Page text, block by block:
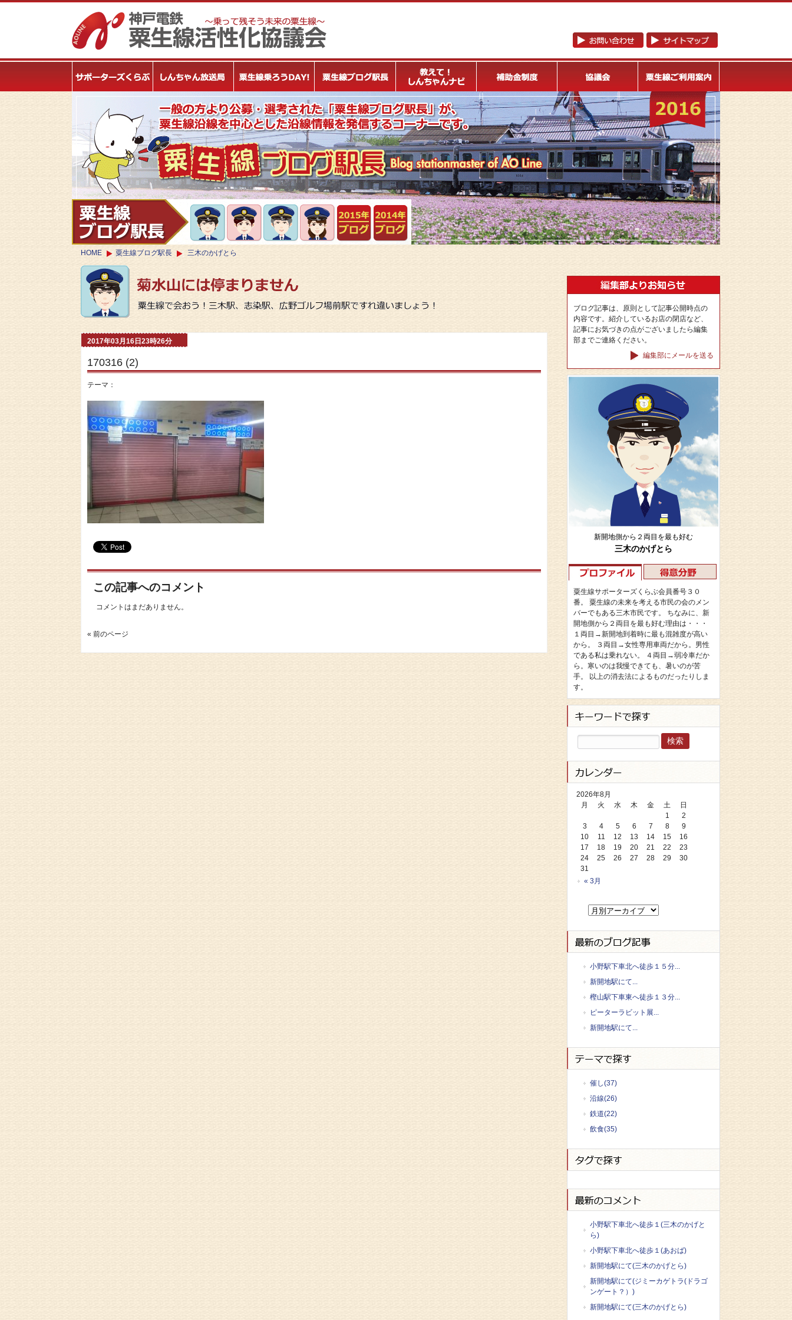
HOME 粟生線ブログ駅長 三木のかげとら
2017年03月16日23時26分
170316 (2)
テーマ：
この記事へのコメント
コメントはまだありません。
« 前のページ
ブログ記事は、原則として記事公開時点の
内容です。紹介しているお店の閉店など、
記事にお気づきの点がございましたら編集
部までご連絡ください。
編集部にメールを送る
新開地側から２両目を最も好む
三木のかげとら
粟生線サポーターズくらぶ会員番号３０
番。 粟生線の未来を考える市民の会のメン
バーでもある三木市民です。 ちなみに、新
開地側から２両目を最も好む理由は・・・
１両目→新開地到着時に最も混雑度が高い
から。 ３両目→女性専用車両だから。男性
である私は乗れない。 ４両目→弱冷車だか
ら。寒いのは我慢できても、暑いのが苦
手。 以上の消去法によるものだったりしま
す。
検
索:
2026年8月
月
火 水 木 金 土
日
1
2
3
4 5 6 7 8
9
10
11 12 13 14 15
16
17
18 19 20 21 22
23
24
25 26 27 28 29
30
31
« 3月
小野駅下車北へ徒歩１５分...
新開地駅にて...
樫山駅下車東へ徒歩１３分...
ピーターラビット展...
新開地駅にて...
催し(37)
沿線(26)
鉄道(22)
飲食(35)
小野駅下車北へ徒歩１(三木のかげと
ら)
小野駅下車北へ徒歩１(あおば)
新開地駅にて(三木のかげとら)
新開地駅にて(ジミーカゲトラ(ドラゴ
ンゲート？）)
新開地駅にて(三木のかげとら)